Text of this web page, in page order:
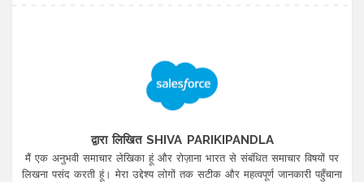
द्वारा लिखित SHIVA PARIKIPANDLA
मैं एक अनुभवी समाचार लेखिका हूं और रोज़ाना भारत से संबंधित समाचार विषयों पर
लिखना पसंद करती हूं। मेरा उद्देश्य लोगों तक सटीक और महत्वपूर्ण जानकारी पहुँचाना